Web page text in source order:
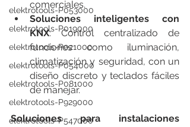
elektrotools-P053000
elektrotools-P019000
elektrotools-P021000
elektrotools-P054000
elektrotools-P081000
elektrotools-P929000
elektrotools-P547000
comerciales.
Soluciones inteligentes con
KNX: Control centralizado de
funciones como iluminación,
climatización y seguridad, con un
diseño discreto y teclados fáciles
de manejar.
Soluciones para instalaciones